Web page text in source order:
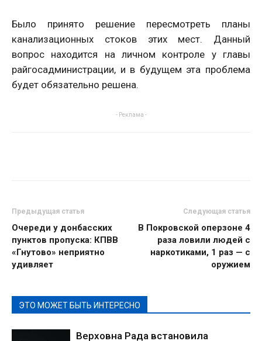
Было принято решение пересмотреть планы
канализационных стоков этих мест. Данный
вопрос находится на личном контроле у главы
райгосадминистрации, и в будущем эта проблема
будет обязательно решена.
- Реклама -
Предыдущая статья
Очереди у донбасских
пунктов пропуска: КПВВ
«Гнутово» неприятно
удивляет
Следующая статья
В Покровской оперзоне 4
раза ловили людей с
наркотиками, 1 раз — с
оружием
ЭТО МОЖЕТ БЫТЬ ИНТЕРЕСНО
Верховна Рада встановила